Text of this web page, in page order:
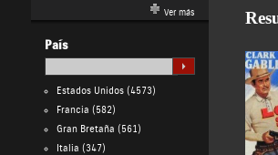
Ver más
País
Estados Unidos(4573)
Francia (582)
Gran Bretaña (561)
Italia (347)